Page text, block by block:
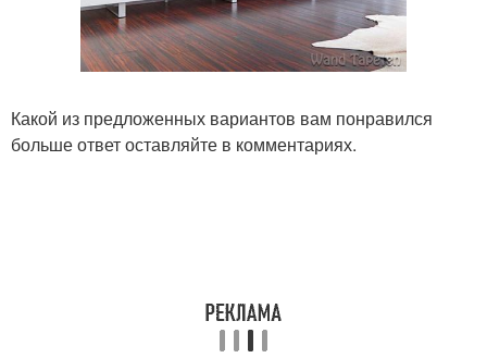
Какой из предложенных вариантов вам понравился
больше ответ оставляйте в комментариях.